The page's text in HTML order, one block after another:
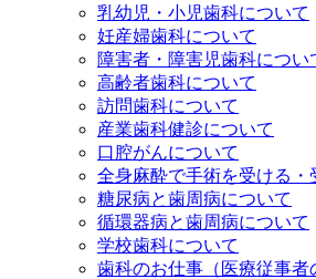
乳幼児・小児歯科について
妊産婦歯科について
障害者・障害児歯科につい
高齢者歯科について
訪問歯科について
産業歯科健診について
口腔がんについて
全身麻酔で手術を受ける・
糖尿病と歯周病について
循環器病と歯周病について
学校歯科について
歯科のお仕事（医療従事者